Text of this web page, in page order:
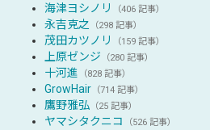
海津ヨシノリ （406 記事）
永吉克之 （298 記事）
茂田カツノリ （159 記事）
上原ゼンジ （280 記事）
十河進 （828 記事）
GrowHair （714 記事）
鷹野雅弘 （25 記事）
ヤマシタクニコ （526 記事）